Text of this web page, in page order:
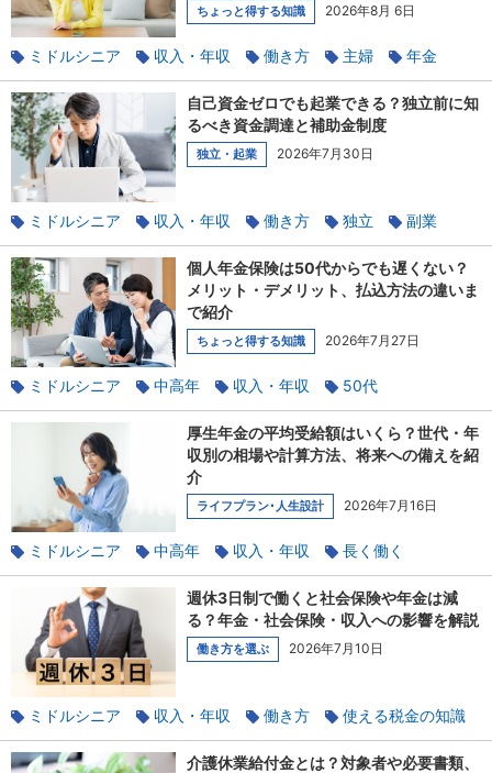
ちょっと得する知識 2026年8月 6日
ミドルシニア 収入・年収 働き方 主婦
年金
ワークライフバランス
自己資金ゼロでも起業できる？独立前に知
るべき資金調達と補助金制度
独立・起業 2026年7月30日
ミドルシニア 収入・年収 働き方 独立
副業
起業
個人年金保険は50代からでも遅くない？
メリット・デメリット、払込方法の違いま
で紹介
ちょっと得する知識 2026年7月27日
ミドルシニア 中高年 収入・年収
50代
使える税金の知識
厚生年金の平均受給額はいくら？世代・年
収別の相場や計算方法、将来への備えを紹
介
ライフプラン･人生設計 2026年7月16日
ミドルシニア 中高年 収入・年収
長く働く
年金
週休3日制で働くと社会保険や年金は減
る？年金・社会保険・収入への影響を解説
働き方を選ぶ 2026年7月10日
ミドルシニア 収入・年収 働き方
使える税金の知識
年金
介護休業給付金とは？対象者や必要書類、